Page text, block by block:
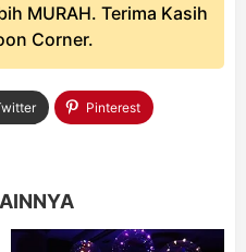
MURAH. Terima Kasih
Corner.
Pinterest